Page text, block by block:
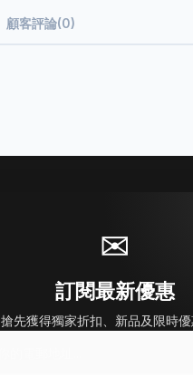
顧客評論(0)
✉
訂閱最新優惠
搶先獲得獨家折扣、新品及限時